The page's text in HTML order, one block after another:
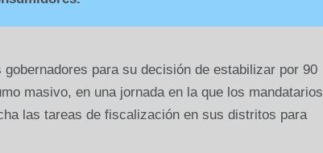
para su decisión de estabilizar por 90
masivo, en una jornada en la que los mandatarios
las tareas de fiscalización en sus distritos para